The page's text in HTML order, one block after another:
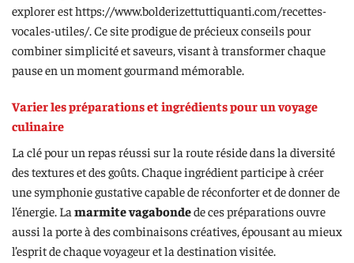
explorer est https://www.bolderizettuttiquanti.com/recettes-
vocales-utiles/. Ce site prodigue de précieux conseils pour
combiner simplicité et saveurs, visant à transformer chaque
pause en un moment gourmand mémorable.
Varier les préparations et ingrédients pour un voyage
culinaire
La clé pour un repas réussi sur la route réside dans la diversité
des textures et des goûts. Chaque ingrédient participe à créer
une symphonie gustative capable de réconforter et de donner de
l’énergie. La marmite vagabondede ces préparations ouvre
aussi la porte à des combinaisons créatives, épousant au mieux
l’esprit de chaque voyageur et la destination visitée.